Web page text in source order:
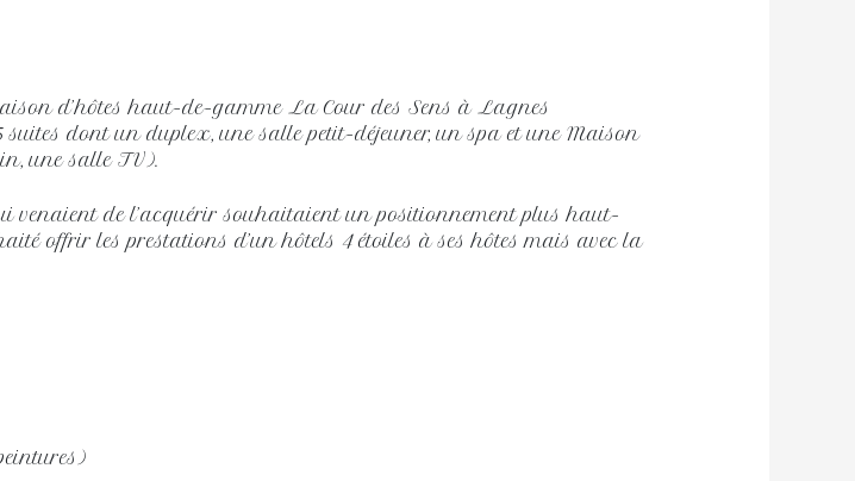
d’hôtes haut-de-gamme La Cour des Sens à Lagnes
dont un duplex, une salle petit-déjeuner, un spa et une Maison
une salle TV).
venaient de l’acquérir souhaitaient un positionnement plus haut-
offrir les prestations d’un hôtels 4 étoiles à ses hôtes mais avec la